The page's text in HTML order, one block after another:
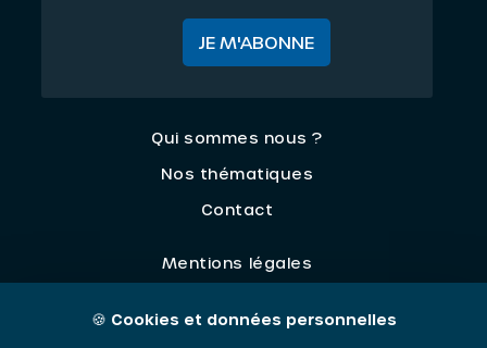
JE M'ABONNE
Qui sommes nous ?
Nos thématiques
Contact
Mentions légales
🍪 Cookies et données personnelles